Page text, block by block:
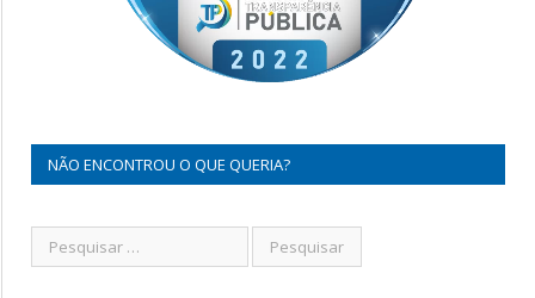
NÃO ENCONTROU O QUE QUERIA?